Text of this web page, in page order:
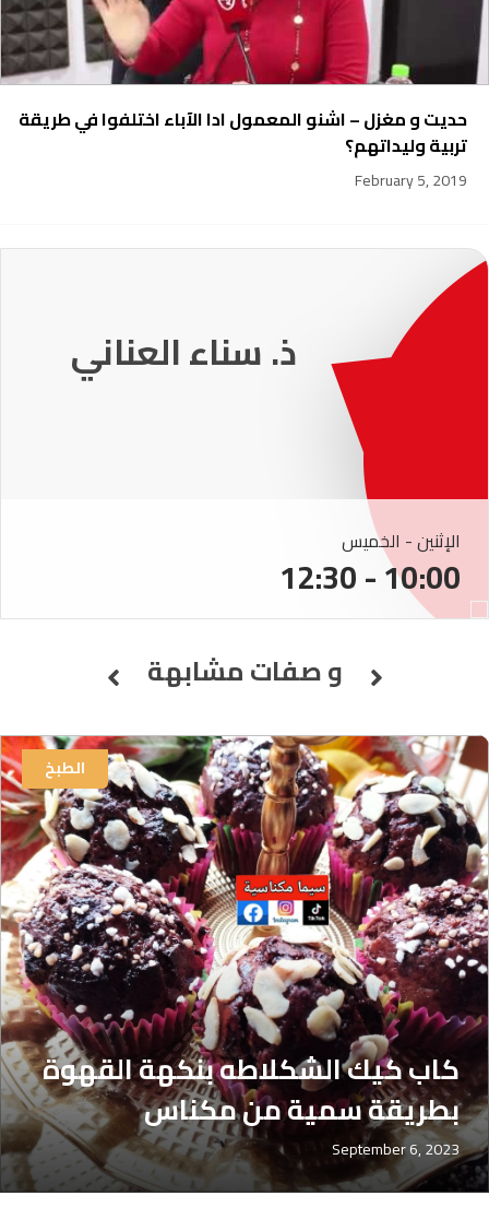
حديت و مغزل – اشنو المعمول ادا الآباء اختلفوا في طريقة
تربية وليداتهم؟
February 5, 2019
ذ. عماد ميزاب
الإثنين - الخميس
10:00 - 12:30
و صفات مشابهة
كاب كيك الشكلاطه بنكهة القهوة
بطريقة سمية من مكناس
September 6, 2023
الطبخ